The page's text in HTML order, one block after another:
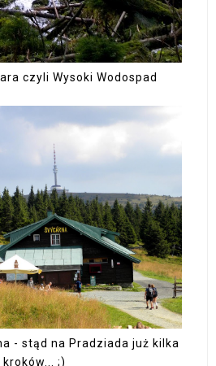
czyli Wysoki Wodospad
- stąd na Pradziada już kilka
kroków... ;)